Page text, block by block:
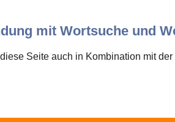
mit Wortsuche und
Seite auch in Kombination mit